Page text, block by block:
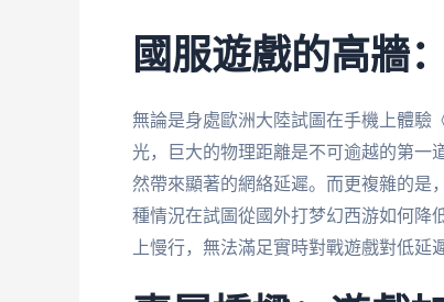
國服遊戲的高牆
無論是身處歐洲大陸試圖在手機上體驗
光，巨大的物理距離是不可逾越的第一
然帶來顯著的網絡延遲。而更複雜的是
種情況在試圖從國外打梦幻西游如何降
上慢行，無法滿足實時對戰遊戲對低延